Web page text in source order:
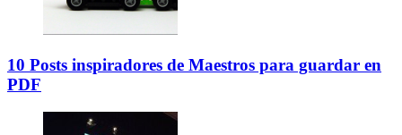
10 Posts inspiradores de Maestros para guardar en
PDF